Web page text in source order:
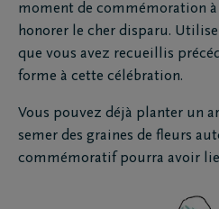
moment de commémoration
honorer le cher disparu.
que vous avez recueillis
forme à cette célébration.
Vous pouvez déjà planter un
semer des graines de fleurs
commémoratif pourra avoir